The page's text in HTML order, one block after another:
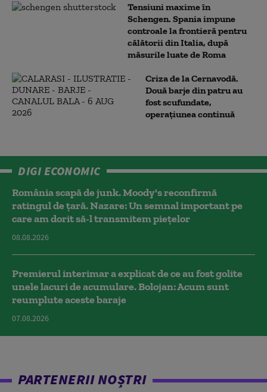
Tensiuni maxime în
Schengen. Spania impune
controale la frontieră pentru
călătorii din Italia, după
măsurile luate de Roma
Criza de la Cernavodă.
Două barje din patru au
fost scufundate,
operațiunea continuă
DIGI ECONOMIC
România scapă de junk. Moody's reconfirmă
ratingul de țară. Nazare: Un semnal important pe
care am dorit să-l transmitem piețelor
08.08.2026
Premierul interimar a explicat de ce au fost golite
unele lacuri de acumulare. Bolojan: Acum sunt
reumplute aceste baraje
07.08.2026
PARTENERII NOȘTRI